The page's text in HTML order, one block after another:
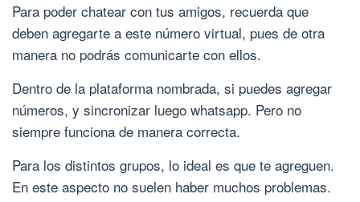
Para poder chatear con tus amigos, recuerda que
deben agregarte a este número virtual, pues de otra
manera no podrás comunicarte con ellos.
Dentro de la plataforma nombrada, si puedes agregar
números, y sincronizar luego whatsapp. Pero no
siempre funciona de manera correcta.
Para los distintos grupos, lo ideal es que te agreguen.
En este aspecto no suelen haber muchos problemas.